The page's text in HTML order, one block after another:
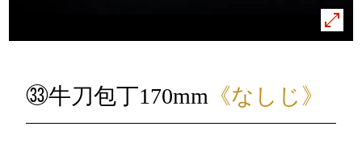
㉝牛刀包丁170mm 《なしじ》